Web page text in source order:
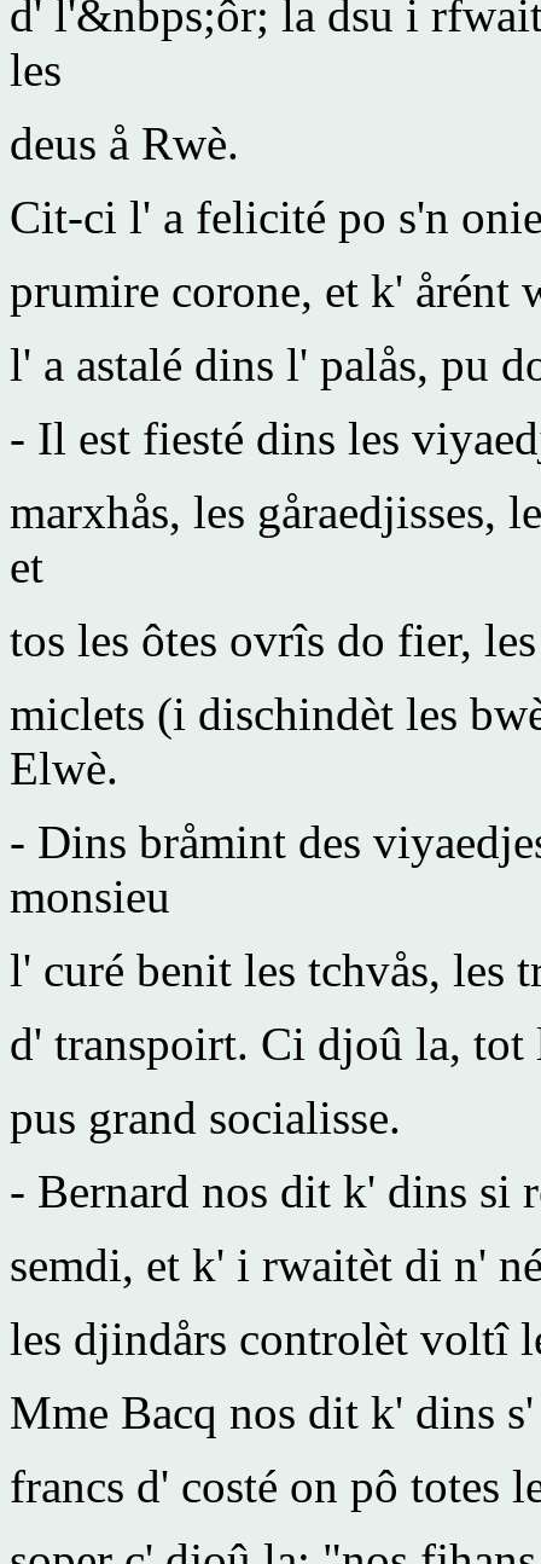
d' l'&nbps;ôr; la dsu i
les
deus å Rwè.
Cit-ci l' a felicité po s'n
prumire corone, et k' årént
l' a astalé dins l' palås, pu
- Il est fiesté dins les
marxhås, les gåraedjisses,
et
tos les ôtes ovrîs do fier,
miclets (i dischindèt les
Elwè.
- Dins bråmint des
monsieu
l' curé benit les tchvås, les
d' transpoirt. Ci djoû la,
pus grand socialisse.
- Bernard nos dit k' dins si
semdi, et k' i rwaitèt di n'
les djindårs controlèt voltî
Mme Bacq nos dit k' dins
francs d' costé on pô totes